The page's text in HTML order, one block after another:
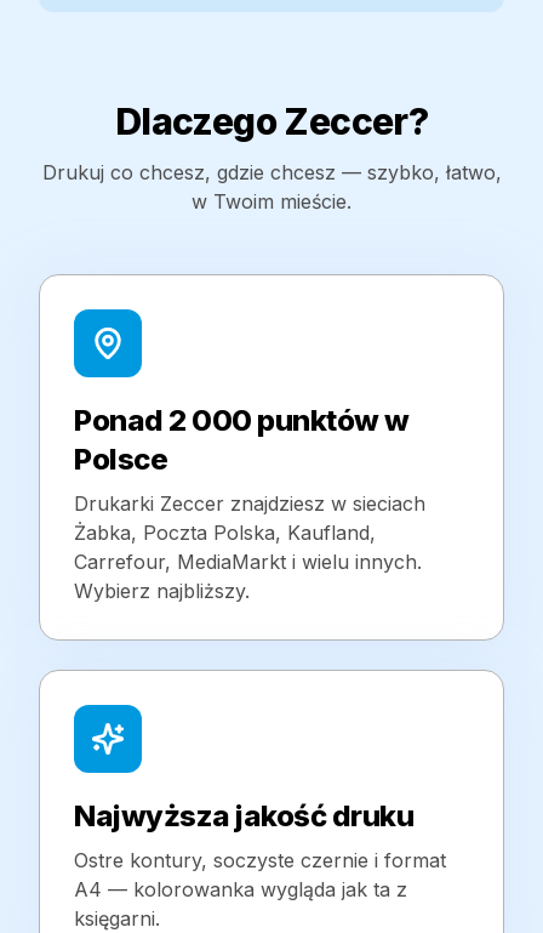
Dlaczego Zeccer?
Drukuj co chcesz, gdzie chcesz — szybko, łatwo,
w Twoim mieście.
Ponad 2 000 punktów w
Polsce
Drukarki Zeccer znajdziesz w sieciach
Żabka, Poczta Polska, Kaufland,
Carrefour, MediaMarkt i wielu innych.
Wybierz najbliższy.
Najwyższa jakość druku
Ostre kontury, soczyste czernie i format
A4 — kolorowanka wygląda jak ta z
księgarni.